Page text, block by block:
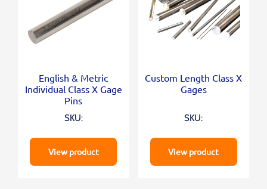
English & Metric
Individual Class X Gage
Pins
SKU:
View product
Custom Length Class X
Gages
SKU:
View product